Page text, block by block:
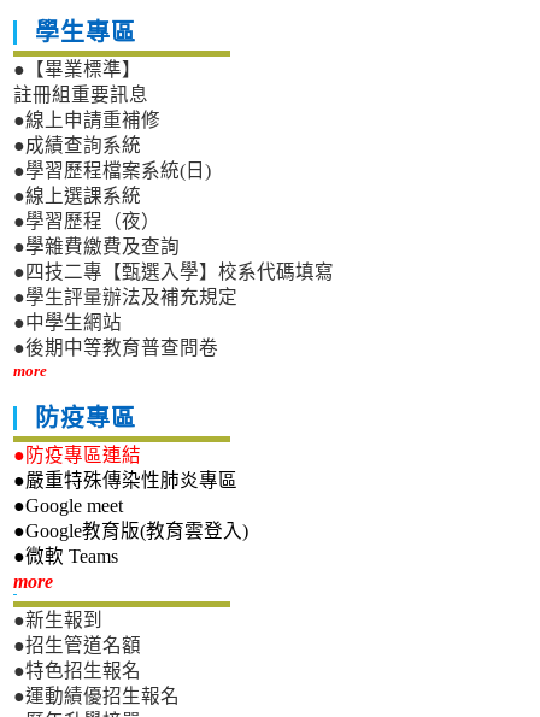
學生專區
●【畢業標準】
註冊組重要訊息
●線上申請重補修
●成績查詢系統
●學習歷程檔案系統(日)
●線上選課系統
●學習歷程（夜）
●學雜費繳費及查詢
●四技二專【甄選入學】校系代碼填寫
●學生評量辦法及補充規定
●中學生網站
●後期中等教育普查問卷
more
防疫專區
●防疫專區連結
●嚴重特殊傳染性肺炎專區
●Google meet
●Google教育版(教育雲登入)
●微軟 Teams
more新生專區
●新生報到
●招生管道名額
●特色招生報名
●運動績優招生報名